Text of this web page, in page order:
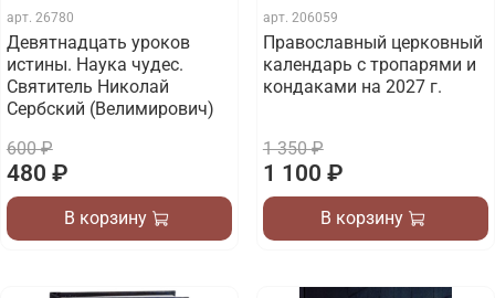
арт. 26780
Девятнадцать уроков
истины. Наука чудес.
Святитель Николай
Сербский (Велимирович)
600 ₽
480 ₽
В корзину
арт. 206059
Православный церковный
календарь с тропарями и
кондаками на 2027 г.
1 350 ₽
1 100 ₽
В корзину